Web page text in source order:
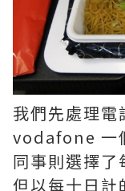
我們先處理
vodafone 一
同事則選擇
但以每十日